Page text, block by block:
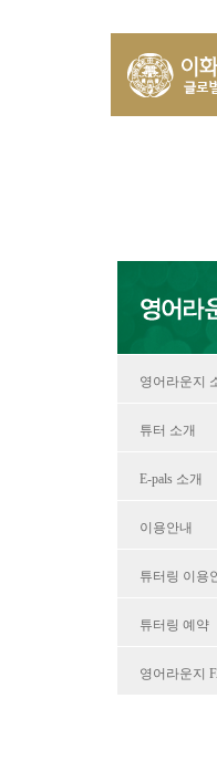
영어라운지
튜터 소개
E-pals 소개
이용안내
튜터링 이용
튜터링 예약
영어라운지